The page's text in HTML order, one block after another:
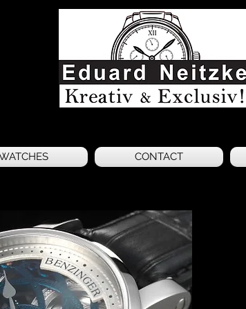
CONTACT